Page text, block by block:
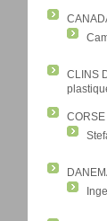
CLINS
CORSE